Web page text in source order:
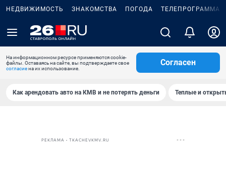
НЕДВИЖИМОСТЬ ЗНАКОМСТВА ПОГОДА ТЕЛЕПРОГРАММА
На информационном ресурсе применяются cookie-
файлы. Оставаясь на сайте, вы подтверждаете свое
согласиена их использование.
Согласен
Как арендовать авто на КМВ и не потерять деньги Теплые и
РЕКЛАМА • TKACHEVKMV.RU